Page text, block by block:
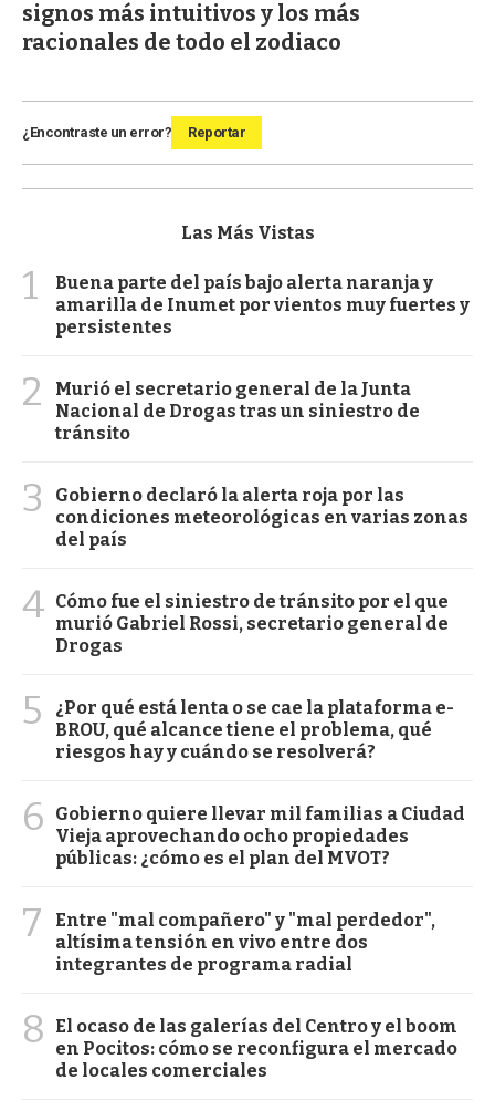
signos más intuitivos y los más
racionales de todo el zodiaco
¿Encontraste un error? Reportar
Las Más Vistas
1
Buena parte del país bajo alerta naranja y
amarilla de Inumet por vientos muy fuertes y
persistentes
2
Murió el secretario general de la Junta
Nacional de Drogas tras un siniestro de
tránsito
3
Gobierno declaró la alerta roja por las
condiciones meteorológicas en varias zonas
del país
4 Cómo fue el siniestro de tránsito por el que
murió Gabriel Rossi, secretario general de
Drogas
5
¿Por qué está lenta o se cae la plataforma e-
BROU, qué alcance tiene el problema, qué
riesgos hay y cuándo se resolverá?
6
Gobierno quiere llevar mil familias a Ciudad
Vieja aprovechando ocho propiedades
públicas: ¿cómo es el plan del MVOT?
7
Entre "mal compañero" y "mal perdedor",
altísima tensión en vivo entre dos
integrantes de programa radial
8
El ocaso de las galerías del Centro y el boom
en Pocitos: cómo se reconfigura el mercado
de locales comerciales